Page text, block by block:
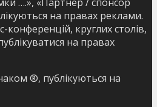
на правах реклами.
конференцій, круглих столів,
на правах
®, публікуються на